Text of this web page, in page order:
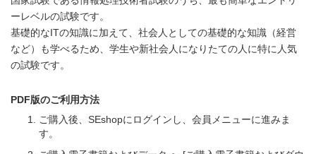
ーレベルの試験です。
基礎的なITの知識に加えて、社会人としての基礎的な知識（経営
など）も学べるため、学生や新社会人になりたての人に特に人気
の試験です。
PDF版のご利用方法
ご購入後、SEshopにログインし、会員メニューに進みま
す。